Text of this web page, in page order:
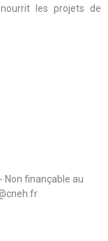
les projets de
Non finançable au